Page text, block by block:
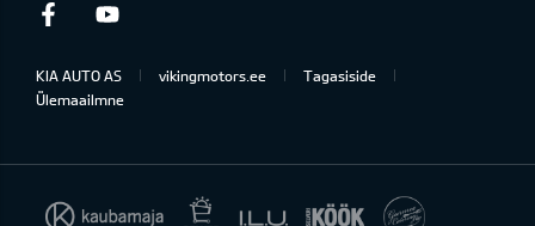
Facebook
KIA AUTO AS vikingmotors.ee
Tagasiside
Ülemaailmne